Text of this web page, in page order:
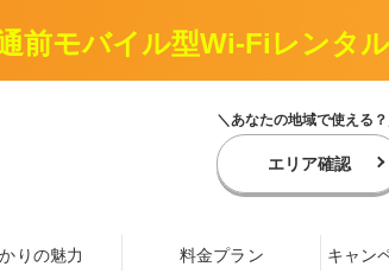
前モバイル型Wi-Fiレンタ
＼あなたの地域で使える
エリア確認
りの魅力 料金プラン キャン